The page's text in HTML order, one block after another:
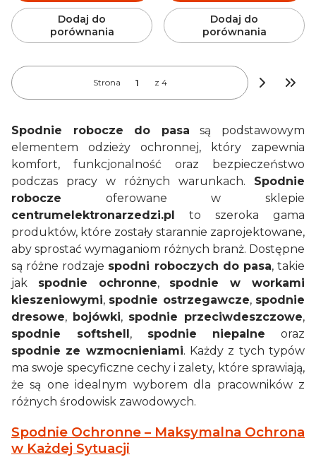
Dodaj do
porównania
Dodaj do
porównania
Strona z 4
Spodnie robocze do pasa są podstawowym
elementem odzieży ochronnej, który zapewnia
komfort, funkcjonalność oraz bezpieczeństwo
podczas pracy w różnych warunkach. Spodnie
robocze oferowane w sklepie
centrumelektronarzedzi.pl
to szeroka gama
produktów, które zostały starannie zaprojektowane,
aby sprostać wymaganiom różnych branż. Dostępne
są różne rodzaje spodni roboczych do pasa, takie
jak spodnie ochronne, spodnie w workami
kieszeniowymi, spodnie ostrzegawcze, spodnie
dresowe, bojówki, spodnie przeciwdeszczowe,
spodnie softshell , spodnie niepalne oraz
spodnie ze wzmocnieniami. Każdy z tych typów
ma swoje specyficzne cechy i zalety, które sprawiają,
że są one idealnym wyborem dla pracowników z
różnych środowisk zawodowych.
Spodnie Ochronne – Maksymalna Ochrona
w Każdej Sytuacji